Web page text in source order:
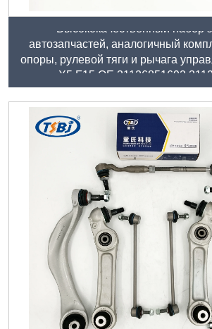
Высококачественный набор
автозапчастей, аналогичный
опоры, рулевой тяги и рычага
X5 F15 OE 31126851692